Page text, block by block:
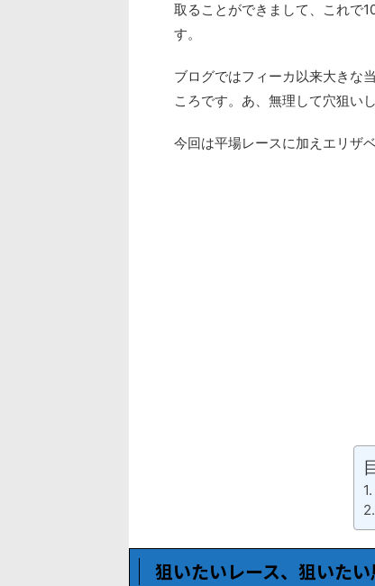
取ることができまして、これで
す。
ブログではフィーカ以来大きな
ころです。あ、無理して穴狙い
今回は平場レースに加えエリザ
狙いたいレース、狙いたい